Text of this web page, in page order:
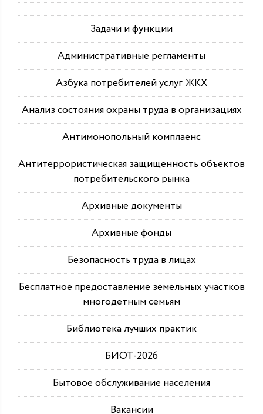
Задачи и функции
Административные регламенты
Азбука потребителей услуг ЖКХ
Анализ состояния охраны труда в организациях
Антимонопольный комплаенс
Антитеррористическая защищенность объектов
потребительского рынка
Архивные документы
Архивные фонды
Безопасность труда в лицах
Бесплатное предоставление земельных участков
многодетным семьям
Библиотека лучших практик
БИОТ-2026
Бытовое обслуживание населения
Вакансии